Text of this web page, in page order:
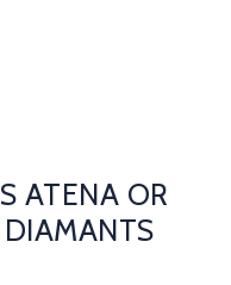
ATENA OR